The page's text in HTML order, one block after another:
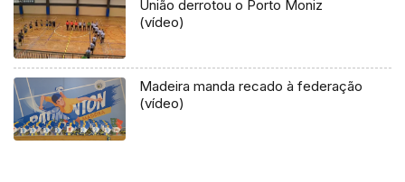
União derrotou o Porto Moniz
(vídeo)
Madeira manda recado à federação
(vídeo)